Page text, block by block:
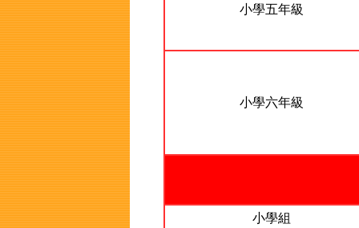
小學五年級
小學六年級
小學組